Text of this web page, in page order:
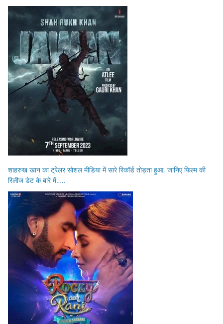
शाहरुख खान का ट्रेलर सोशल मीडिया में सारे रिकॉर्ड तोड़ता हुआ, जानिए फिल्म की
रिलीज डेट के बारे में…..